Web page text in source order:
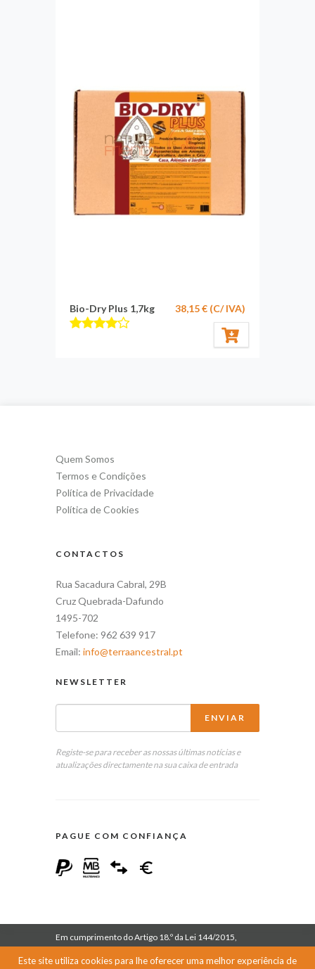
Este site utiliza cookies para lhe oferecer uma melhor experiência de
38,15 € (C/ IVA)
Bio-Dry Plus 1,7kg
Quem Somos
Termos e Condições
Política de Privacidade
Política de Cookies
CONTACTOS
Rua Sacadura Cabral, 29B
Cruz Quebrada-Dafundo
1495-702
Telefone: 962 639 917
Email: info@terraancestral.pt
NEWSLETTER
Registe-se para receber as nossas últimas notícias e
atualizações directamente na sua caixa de entrada
PAGUE COM CONFIANÇA
Em cumprimento do Artigo 18.º da Lei 144/2015,
informa-se que esta empresa se encontra inscrita no
Centro de Arbitragem de Conflitos de Consumo de